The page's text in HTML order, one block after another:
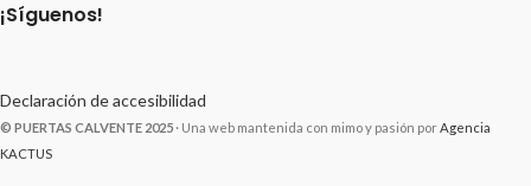
¡Síguenos!
Declaración de accesibilidad
© PUERTAS CALVENTE 2025 · Una web mantenida con mimo y pasión porAgencia
KACTUS